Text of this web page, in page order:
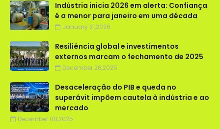
Indústria inicia 2026 em alerta: Confiança
é a menor para janeiro em uma década
January 21,2026
Resiliência global e investimentos
externos marcam o fechamento de 2025
December 26,2025
Desaceleração do PIB e queda no
superávit impõem cautela à indústria e ao
mercado
December 08,2025